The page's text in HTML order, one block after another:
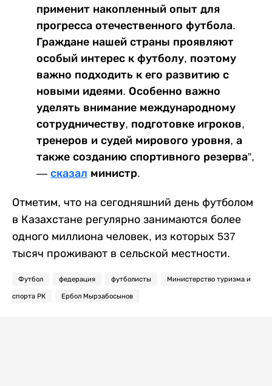
применит накопленный опыт для
прогресса отечественного футбола.
Граждане нашей страны проявляют
особый интерес к футболу, поэтому
важно подходить к его развитию с
новыми идеями. Особенно важно
уделять внимание международному
сотрудничеству, подготовке игроков,
тренеров и судей мирового уровня, а
также созданию спортивного резерва”,
— сказал министр.
Отметим, что на сегодняшний день футболом
в Казахстане регулярно занимаются более
одного миллиона человек, из которых 537
тысяч проживают в сельской местности.
Футбол федерация футболисты Министерство туризма и
спорта РК Ербол Мырзабосынов